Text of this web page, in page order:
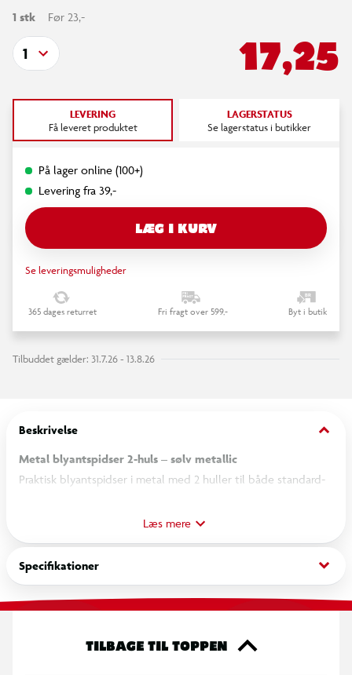
1 stk Før 23,-
17,25
1
LEVERING
Få leveret produktet
LAGERSTATUS
Se lagerstatus i butikker
På lager online (100+)
Levering fra 39,-
LÆG I KURV
Se leveringsmuligheder
365 dages returret Fri fragt over 599,- Byt i butik
Tilbuddet gælder: 31.7.26 - 13.8.26
Beskrivelse keyboard_arrow_down
Metal blyantspidser 2-huls – sølv metallic
Praktisk blyantspidser i metal med 2 huller til både standard-
sikre en jævn spidsning uden at flosse blyanten.
Det robuste metaldesign gør blyantspidseren velegnet til
daglig brug i skole, på kontor eller derhjemme.
2-huls blyantspidser
Læs mere
Specifikationer keyboard_arrow_down
TILBAGE TIL TOPPEN